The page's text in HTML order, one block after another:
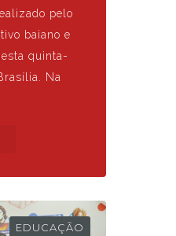
pelo
baiano e
quinta-
Na
EDUCAÇÃO